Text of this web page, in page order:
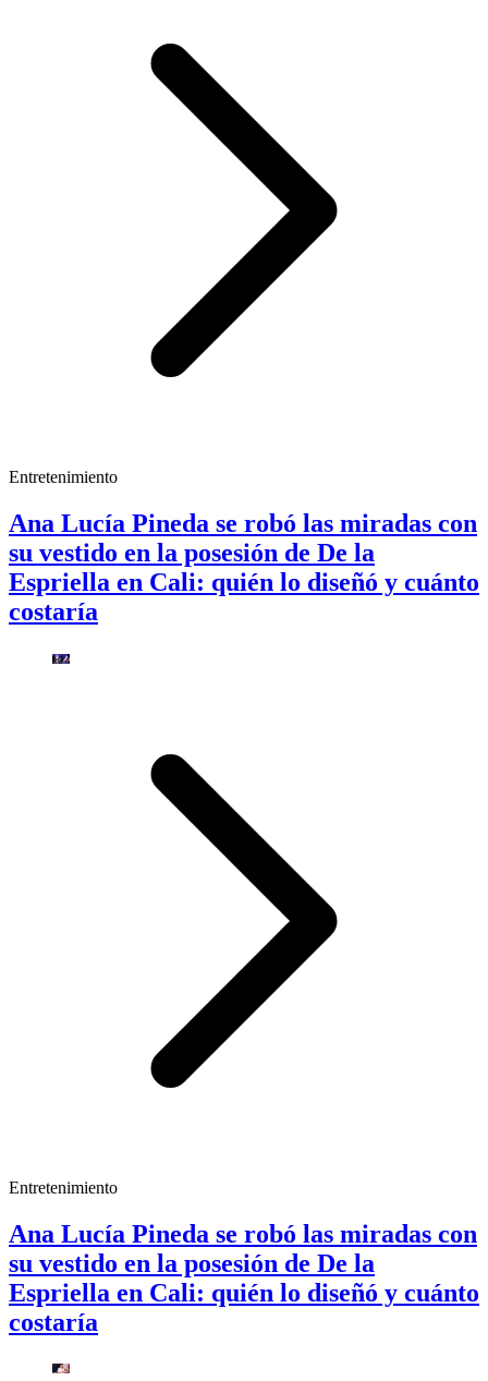
Entretenimiento
Ana Lucía Pineda se robó las miradas con
su vestido en la posesión de De la
Espriella en Cali: quién lo diseñó y cuánto
costaría
Entretenimiento
Ana Lucía Pineda se robó las miradas con
su vestido en la posesión de De la
Espriella en Cali: quién lo diseñó y cuánto
costaría